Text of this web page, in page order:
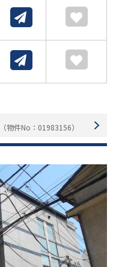
（物件No：01983156）